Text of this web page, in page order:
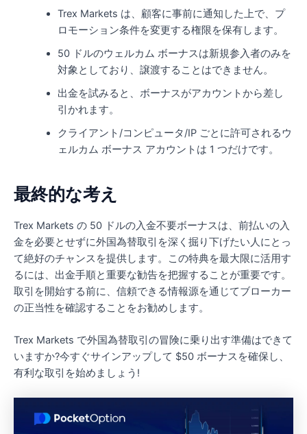
Trex Markets は、顧客に事前に通知した上で、プ
ロモーション条件を変更する権限を保有します。
50 ドルのウェルカム ボーナスは新規参入者のみを
対象としており、譲渡することはできません。
出金を試みると、ボーナスがアカウントから差し
引かれます。
クライアント/コンピュータ/IP ごとに許可されるウ
ェルカム ボーナス アカウントは 1 つだけです。
最終的な考え
Trex Markets の 50 ドルの入金不要ボーナスは、前払いの入
金を必要とせずに外国為替取引を深く掘り下げたい人にとっ
て絶好のチャンスを提供します。この特典を最大限に活用す
るには、出金手順と重要な勧告を把握することが重要です。
取引を開始する前に、信頼できる情報源を通じてブローカー
の正当性を確認することをお勧めします。
Trex Markets で外国為替取引の冒険に乗り出す準備はできて
いますか?今すぐサインアップして $50 ボーナスを確保し、
有利な取引を始めましょう!